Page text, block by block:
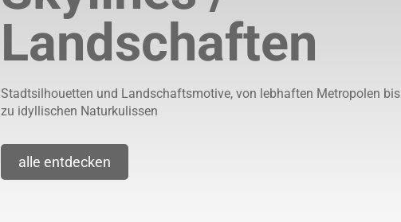
Landschaften
Stadtsilhouetten und Landschaftsmotive, von lebhaften Metropolen bis
zu idyllischen Naturkulissen
alle entdecken